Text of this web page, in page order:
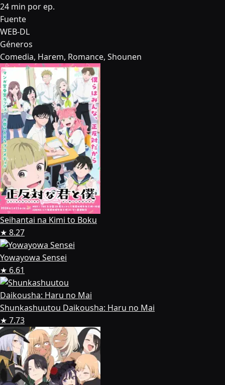
24 min por ep.
Fuente
WEB-DL
Géneros
Comedia, Harem, Romance, Shounen
Seihantai na Kimi to Boku
★ 8.27
Yowayowa Sensei
★ 6.61
Shunkashuutou Daikousha: Haru no Mai
★ 7.73